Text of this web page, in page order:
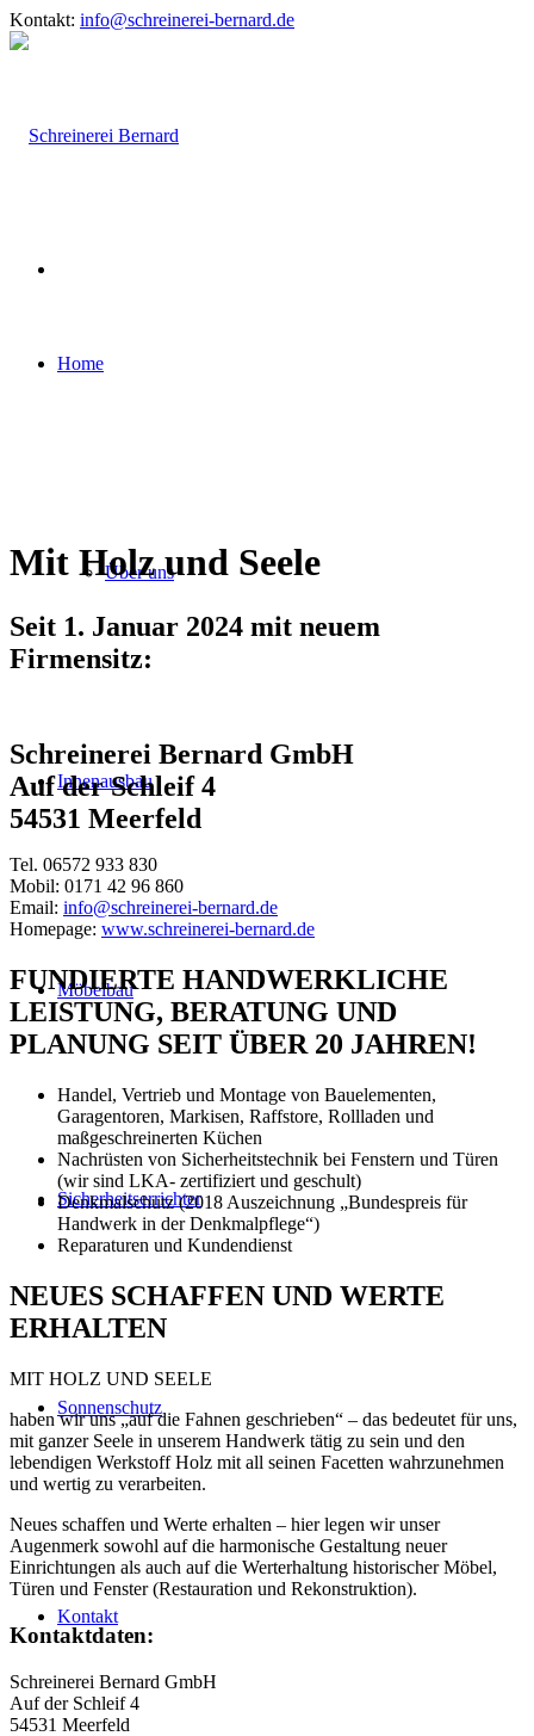
Kontakt: info@schreinerei-bernard.de
Home
Über uns
Innenausbau
Möbelbau
Sicherheitserrichter
Sonnenschutz
Kontakt
Mit Holz und Seele
Seit 1. Januar 2024 mit neuem
Firmensitz:
Schreinerei Bernard GmbH
Auf der Schleif 4
54531 Meerfeld
Tel. 06572 933 830
Mobil: 0171 42 96 860
Email: info@schreinerei-bernard.de
Homepage: www.schreinerei-bernard.de
FUNDIERTE HANDWERKLICHE
LEISTUNG, BERATUNG UND
PLANUNG SEIT ÜBER 20 JAHREN!
Handel, Vertrieb und Montage von Bauelementen,
Garagentoren, Markisen, Raffstore, Rollladen und
maßgeschreinerten Küchen
Nachrüsten von Sicherheitstechnik bei Fenstern und Türen
(wir sind LKA- zertifiziert und geschult)
Denkmalschutz (2018 Auszeichnung „Bundespreis für
Handwerk in der Denkmalpflege“)
Reparaturen und Kundendienst
NEUES SCHAFFEN UND WERTE
ERHALTEN
MIT HOLZ UND SEELE
haben wir uns „auf die Fahnen geschrieben“ – das bedeutet für uns,
mit ganzer Seele in unserem Handwerk tätig zu sein und den
lebendigen Werkstoff Holz mit all seinen Facetten wahrzunehmen
und wertig zu verarbeiten.
Neues schaffen und Werte erhalten – hier legen wir unser
Augenmerk sowohl auf die harmonische Gestaltung neuer
Einrichtungen als auch auf die Werterhaltung historischer Möbel,
Türen und Fenster (Restauration und Rekonstruktion).
Kontaktdaten:
Schreinerei Bernard GmbH
Auf der Schleif 4
54531 Meerfeld